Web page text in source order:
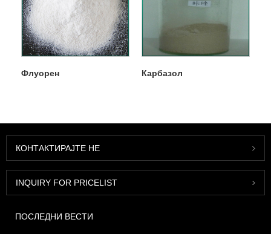
Флуорен Карбазол
КОНТАКТИРАЈТЕ НЕ
INQUIRY FOR PRICELIST
ПОСЛЕДНИ ВЕСТИ